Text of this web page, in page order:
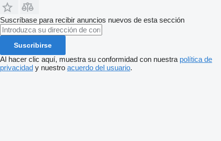
Suscríbase para recibir anuncios nuevos de esta sección
Suscribirse
Al hacer clic aquí, muestra su conformidad con nuestra política de
privacidad y nuestro acuerdo del usuario.